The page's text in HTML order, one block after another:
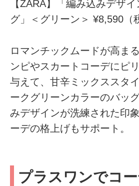
【ZARA】「編み込みデザ
グ」＜グリーン＞ ¥8,590（
ロマンチックムードが高ま
ンピやスカートコーデにピ
与えて、甘辛ミックススタ
ークグリーンカラーのバッ
みデザインが洗練された印
ーデの格上げもサポート。
プラスワンでコ